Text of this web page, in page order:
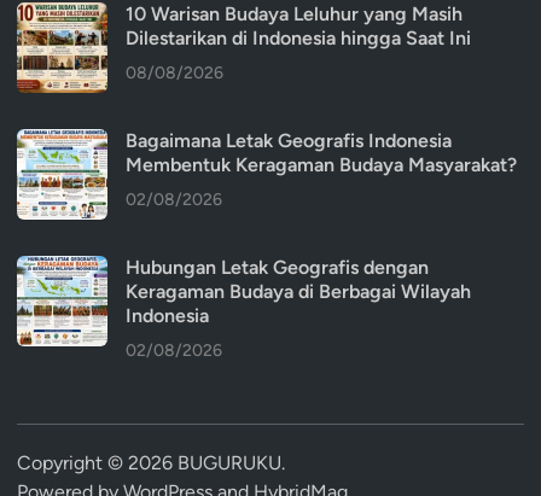
10 Warisan Budaya Leluhur yang Masih
Dilestarikan di Indonesia hingga Saat Ini
08/08/2026
Bagaimana Letak Geografis Indonesia
Membentuk Keragaman Budaya Masyarakat?
02/08/2026
Hubungan Letak Geografis dengan
Keragaman Budaya di Berbagai Wilayah
Indonesia
02/08/2026
Copyright © 2026 BUGURUKU.